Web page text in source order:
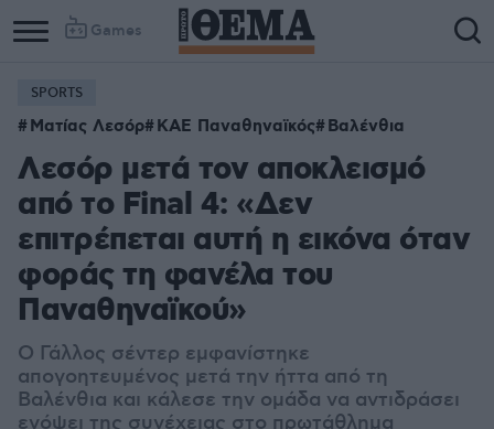
Games
SPORTS
Ματίας Λεσόρ ΚΑΕ Παναθηναϊκός Βαλένθια
Λεσόρ μετά τον αποκλεισμό
από το Final 4: «Δεν
επιτρέπεται αυτή η εικόνα όταν
φοράς τη φανέλα του
Παναθηναϊκού»
Ο Γάλλος σέντερ εμφανίστηκε
απογοητευμένος μετά την ήττα από τη
Βαλένθια και κάλεσε την ομάδα να αντιδράσει
ενόψει της συνέχειας στο πρωτάθλημα